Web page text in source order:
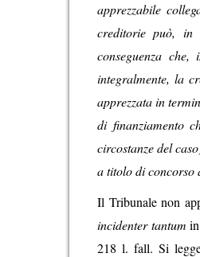
apprezzabile
creditorie può, in
conseguenza
integralmente, la
apprezzata in
di finanziamento
circostanze del
a titolo di concorso
Il Tribunale non
incidenter tantum
218 l. fall. Si